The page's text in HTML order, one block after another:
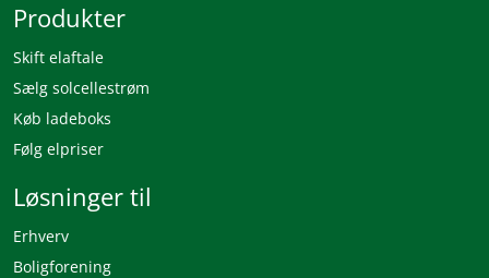
Produkter
Skift elaftale
Sælg solcellestrøm
Køb ladeboks
Følg elpriser
Løsninger til
Erhverv
Boligforening